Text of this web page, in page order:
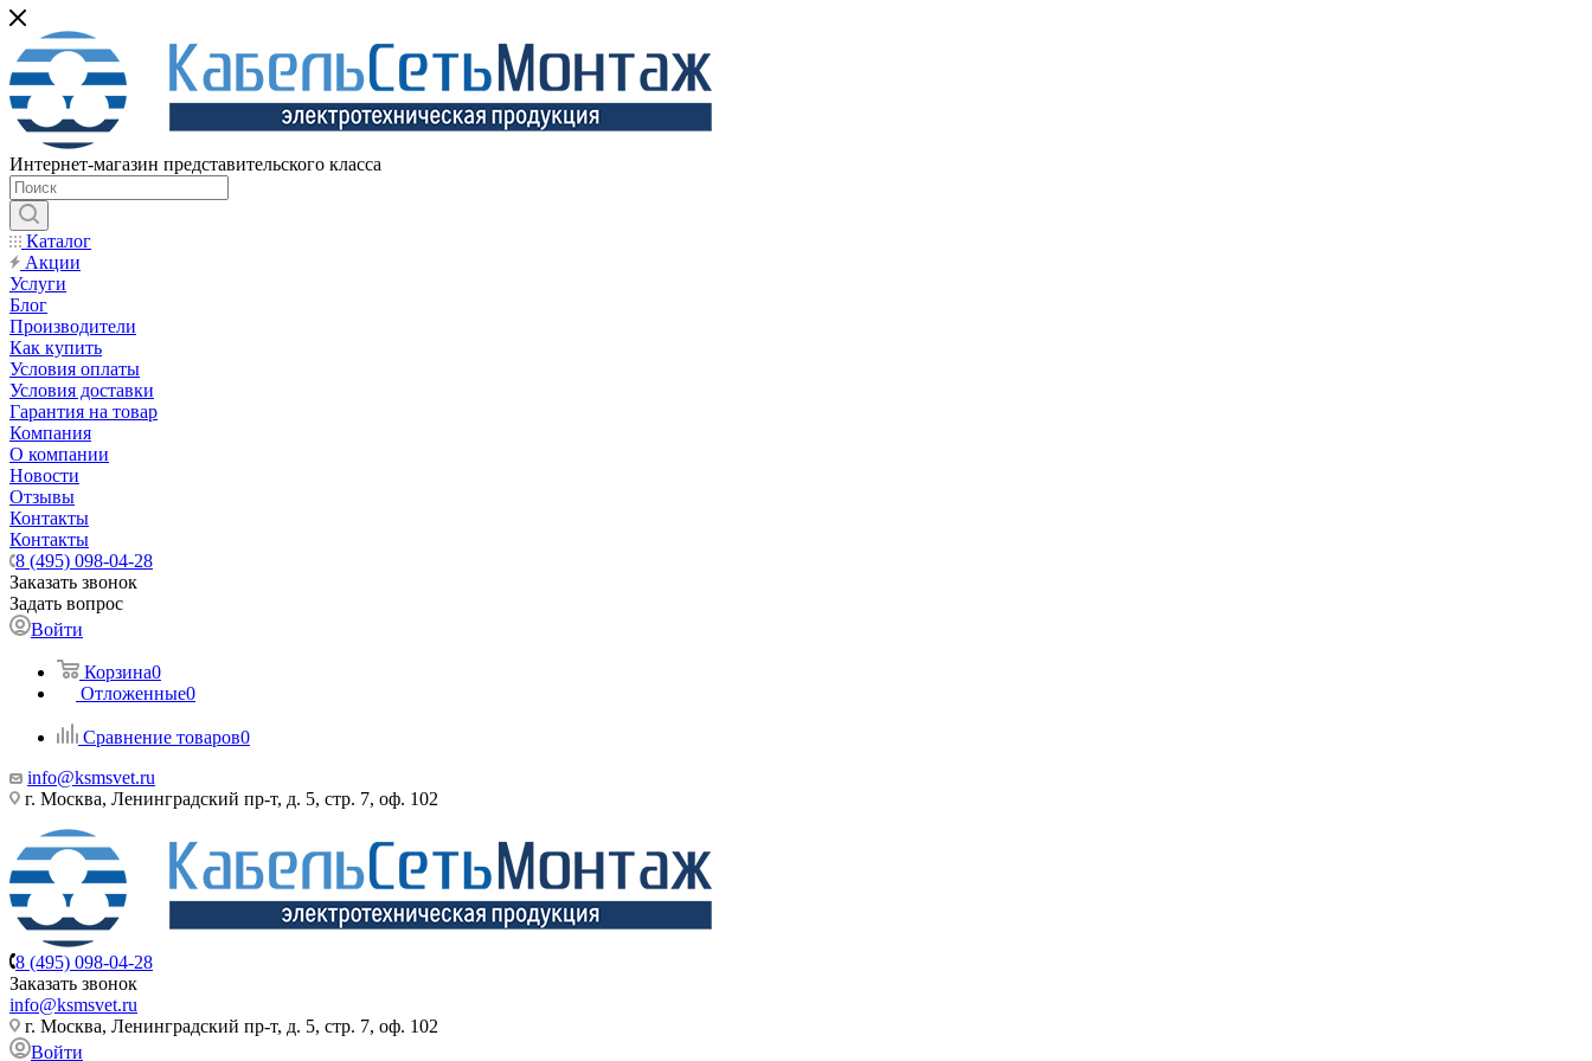
Интернет-магазин представительского класса
Каталог
Акции
Услуги
Блог
Производители
Как купить
Условия оплаты
Условия доставки
Гарантия на товар
Компания
О компании
Новости
Отзывы
Контакты
Контакты
8 (495) 098-04-28
Заказать звонок
Задать вопрос
Войти
Корзина0
Отложенные0
Сравнение товаров0
info@ksmsvet.ru
г. Москва, Ленинградский пр-т, д. 5, стр. 7, оф. 102
8 (495) 098-04-28
Заказать звонок
info@ksmsvet.ru
г. Москва, Ленинградский пр-т, д. 5, стр. 7, оф. 102
Войти